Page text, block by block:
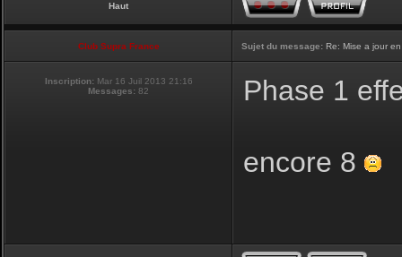
Haut
Club Supra France Sujet du message: Re: Mise a jour
Inscription: Mar 16 Juil 2013 21:16
Messages: 82 Phase 1
encore 8